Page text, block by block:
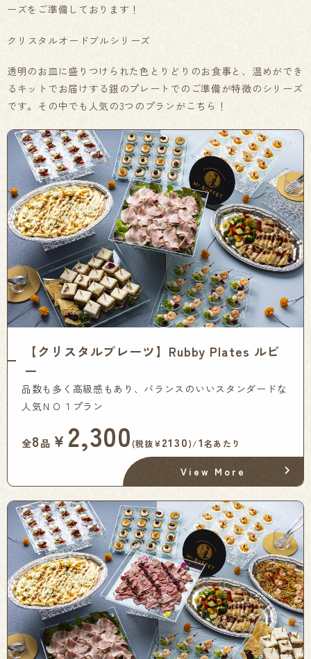
ーズをご準備しております！
クリスタルオードブルシリーズ
透明のお皿に盛りつけられた色とりどりのお食事と、温めができ
るキットでお届けする銀のプレートでのご準備が特徴のシリーズ
です。その中でも人気の3つのプランがこちら！
【クリスタルプレーツ】Rubby Plates ルビ
ー
品数も多く高級感もあり、バランスのいいスタンダードな
人気ＮＯ１プラン
全8品 ￥ 2,300(税抜¥2130)/1名あたり
View More